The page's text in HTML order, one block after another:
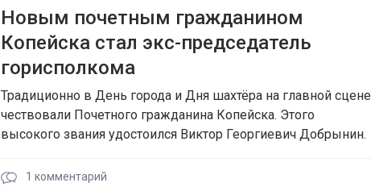
Новым почетным гражданином
Копейска стал экс-председатель
горисполкома
Традиционно в День города и Дня шахтёра на главной сцене
чествовали Почетного гражданина Копейска. Этого
высокого звания удостоился Виктор Георгиевич Добрынин.
1 комментарий